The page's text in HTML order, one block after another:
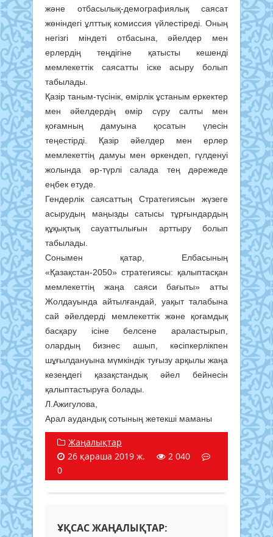
және отбасылық-демографиялық саясат
жөніндегі ұлттық комиссия үйлестіреді. Оның
негізгі міндеті отбасына, әйелдер мен
ерлердің теңдігіне қатысты кешенді
мемлекеттік саясатты іске асыру болып
табылады.
Қазір таным-түсінік, өмірлік ұстаным еркектер
мен әйелдердің өмір сүру салты мен
қоғамның дамуына қосатын үлесін
теңестірді. Қазір әйелдер мен ерлер
мемлекеттің дамуы мен өркендеп, гүлденуі
жолында әр-түрлі салада тең дәрежеде
еңбек етуде.
Гендерлік саясаттың Стратегиясын жүзеге
асырудың маңызды сатысы тұрғындардың
құқықтық сауаттылығын арттыру болып
табылады.
Сонымен қатар, Елбасының
«Қазақстан-2050» стратегиясы: қалыптасқан
мемлекеттің жаңа саяси бағыты» атты
Жолдауында айтылғандай, уақыт талабына
сай әйелдерді мемлекеттік және қоғамдық
басқару ісіне белсене араластырып,
олардың бизнес ашып, кәсіпкерлікпен
шұғылдануына мүмкіндік туғызу арқылы жаңа
кезеңдегі қазақстандық әйел бейнесін
қалыптастыруға болады.
Л.Ажигулова,
Арал аудандық сотының жетекші маманы
Жаңалықтар
26 қараша 2019 ж.
2 040
0
ҰҚСАС ЖАҢАЛЫҚТАР: